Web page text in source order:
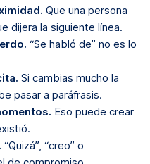
Que una persona
dijera la siguiente línea.
“Se habló de” no es lo
Si cambias mucho la
pasar a paráfrasis.
Eso puede crear
“Quizá”, “creo” o